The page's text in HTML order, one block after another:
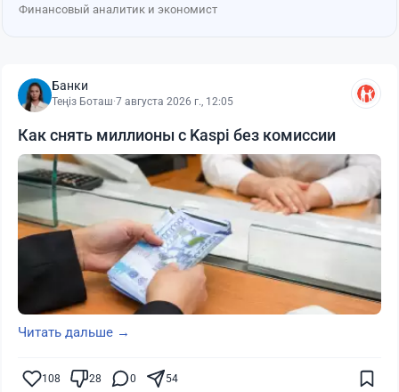
Финансовый аналитик и экономист
Банки
Теңіз Боташ·7 августа 2026 г., 12:05
Как снять миллионы с Kaspi без комиссии
Читать дальше →
108 28 0 54